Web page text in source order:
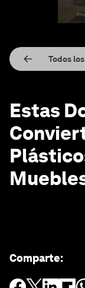
Todos
Estas
Comparte: